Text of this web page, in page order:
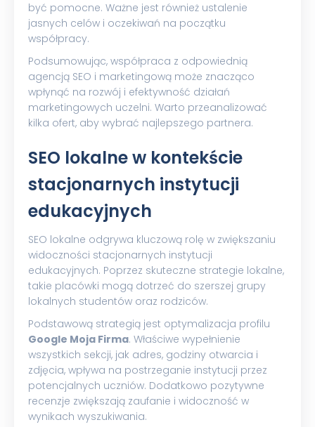
być pomocne. Ważne jest również ustalenie
jasnych celów i oczekiwań na początku
współpracy.
Podsumowując, współpraca z odpowiednią
agencją SEO i marketingową może znacząco
wpłynąć na rozwój i efektywność działań
marketingowych uczelni. Warto przeanalizować
kilka ofert, aby wybrać najlepszego partnera.
SEO lokalne w kontekście
stacjonarnych instytucji
edukacyjnych
SEO lokalne odgrywa kluczową rolę w zwiększaniu
widoczności stacjonarnych instytucji
edukacyjnych. Poprzez skuteczne strategie lokalne,
takie placówki mogą dotrzeć do szerszej grupy
lokalnych studentów oraz rodziców.
Podstawową strategią jest optymalizacja profilu
Google Moja Firma. Właściwe wypełnienie
wszystkich sekcji, jak adres, godziny otwarcia i
zdjęcia, wpływa na postrzeganie instytucji przez
potencjalnych uczniów. Dodatkowo pozytywne
recenzje zwiększają zaufanie i widoczność w
wynikach wyszukiwania.